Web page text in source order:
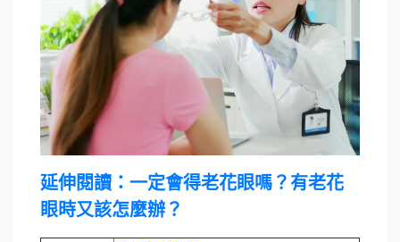
延伸閱讀： 一定會得老花眼嗎？有老花
眼時又該怎麼辦？